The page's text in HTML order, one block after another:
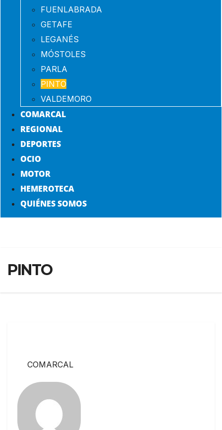
FUENLABRADA
GETAFE
LEGANÉS
MÓSTOLES
PARLA
PINTO
VALDEMORO
COMARCAL
REGIONAL
DEPORTES
OCIO
MOTOR
HEMEROTECA
QUIÉNES SOMOS
PINTO
COMARCAL